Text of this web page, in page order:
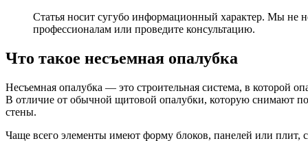
Статья носит сугубо информационный характер. Мы не
профессионалам или проведите консультацию.
Что такое несъемная опалубка
Несъемная опалубка — это строительная система, в которой
В отличие от обычной щитовой опалубки, которую снимают
стены.
Чаще всего элементы имеют форму блоков, панелей или